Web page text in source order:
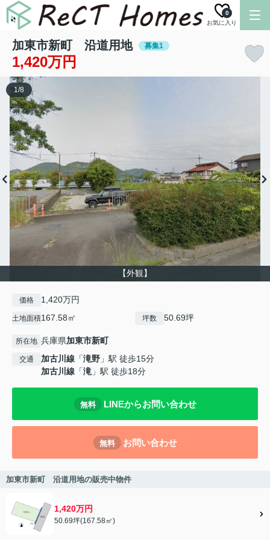
お気に入り
0
加東市新町 沿道用地 募集1
1,420万円
【外観】
1/8
価格 1,420万円
土地面積167.58㎡ 坪数 50.69坪
所在地 兵庫県加東市新町
交通 加古川線 「滝野 」駅 徒歩15分
加古川線 「滝」駅 徒歩18分
無料 LINEからお問い合わせ
無料 お問い合わせ
加東市新町 沿道用地の販売中物件
1,420万円
50.69坪(167.58㎡)